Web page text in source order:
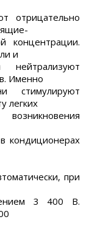
отрицательно
концентрации.
и
Именно
стимулируют
легких
кондиционерах
при
3 400 В.